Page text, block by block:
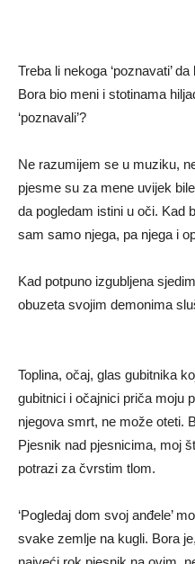
Treba li nekoga ‘poznavati’
Bora bio meni i stotinama
‘poznavali’?
Ne razumijem se u muziku,
pjesme su za mene uvijek
da pogledam istini u oči. Kad
sam samo njega, pa njega i
Kad potpuno izgubljena
obuzeta svojim demonima
Toplina, očaj, glas gubitnika
gubitnici i očajnici priča moju
njegova smrt, ne može oteti.
Pjesnik nad pjesnicima, moj
potrazi za čvrstim tlom.
‘Pogledaj dom svoj anđele’
svake zemlje na kugli. Bora